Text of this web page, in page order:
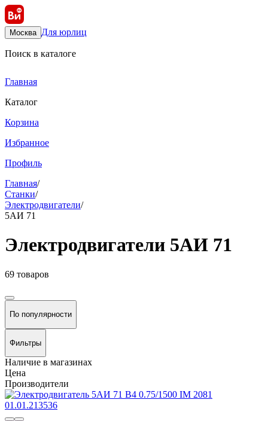
Москва Для юрлиц
Поиск в каталоге
Главная
Каталог
Корзина
Избранное
Профиль
Главная/
Станки/
Электродвигатели/
5АИ 71
Электродвигатели 5АИ 71
69 товаров
По популярности
Фильтры
Наличие в магазинах
Цена
Производители